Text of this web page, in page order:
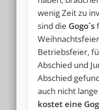
wenig Zeit zu
sind die Gogo´s
Betriebsfeier,
Abschied und
Abschied
auch nicht
kostet eine